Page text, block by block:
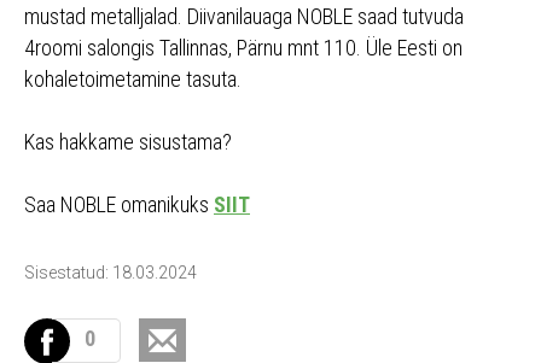
mustad metalljalad. Diivanilauaga NOBLE saad tutvuda
4roomi salongis Tallinnas, Pärnu mnt 110. Üle Eesti on
kohaletoimetamine tasuta.
Kas hakkame sisustama?
Saa NOBLE omanikuks SIIT
Sisestatud: 18.03.2024
0